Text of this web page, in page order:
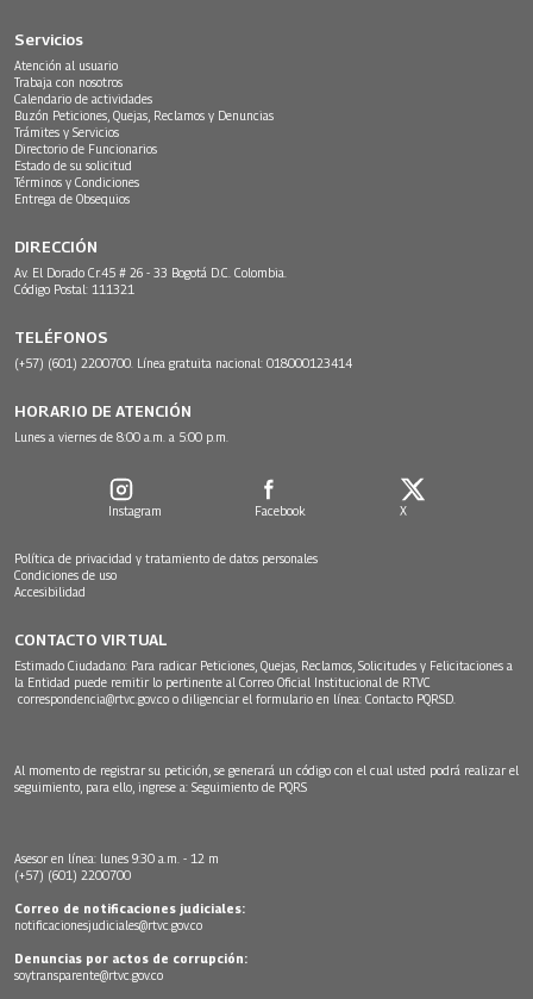
Servicios
Atención al usuario
Trabaja con nosotros
Calendario de actividades
Buzón Peticiones, Quejas, Reclamos y Denuncias
Trámites y Servicios
Directorio de Funcionarios
Estado de su solicitud
Términos y Condiciones
Entrega de Obsequios
DIRECCIÓN
Av. El Dorado Cr.45 # 26 - 33 Bogotá D.C. Colombia.
Código Postal: 111321
TELÉFONOS
(+57) (601) 2200700. Línea gratuita nacional: 018000123414
HORARIO DE ATENCIÓN
Lunes a viernes de 8:00 a.m. a 5:00 p.m.
Instagram Facebook X
Política de privacidad y tratamiento de datos personales
Condiciones de uso
Accesibilidad
CONTACTO VIRTUAL
Estimado Ciudadano: Para radicar Peticiones, Quejas, Reclamos, Solicitudes y Felicitaciones a
la Entidad puede remitir lo pertinente al Correo Oficial Institucional de RTVC
correspondencia@rtvc.gov.co o diligenciar el formulario en línea: Contacto PQRSD.
Al momento de registrar su petición, se generará un código con el cual usted podrá realizar el
seguimiento, para ello, ingrese a: Seguimiento de PQRS
Asesor en línea: lunes 9:30 a.m. - 12 m
(+57) (601) 2200700
Correo de notificaciones judiciales:
notificacionesjudiciales@rtvc.gov.co
Denuncias por actos de corrupción:
soytransparente@rtvc.gov.co